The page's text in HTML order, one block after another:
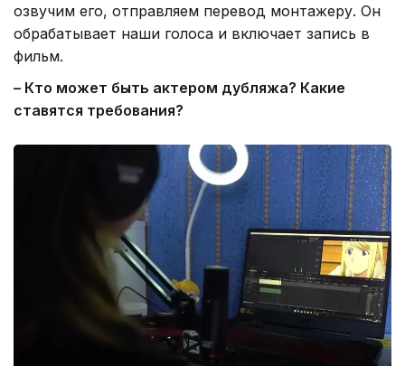
озвучим его, отправляем перевод монтажеру. Он
обрабатывает наши голоса и включает запись в
фильм.
– Кто может быть актером дубляжа? Какие
ставятся требования?